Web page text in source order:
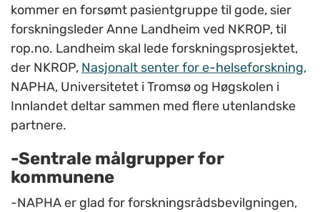
kommer en forsømt pasientgruppe til gode, sier
forskningsleder Anne Landheim ved NKROP, til
rop.no. Landheim skal lede forskningsprosjektet,
der NKROP, Nasjonalt senter for e-helseforskning,
NAPHA, Universitetet i Tromsø og Høgskolen i
Innlandet deltar sammen med flere utenlandske
partnere.
-Sentrale målgrupper for
kommunene
-NAPHA er glad for forskningsrådsbevilgningen,